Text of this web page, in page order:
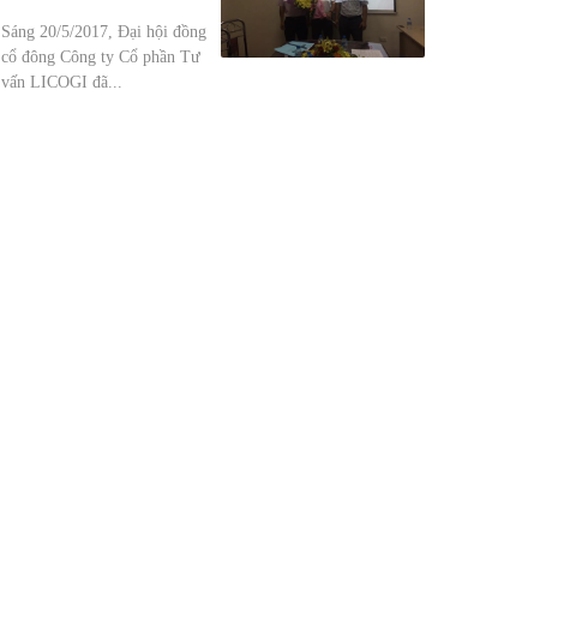
Sáng 20/5/2017, Đại hội đồng
cổ đông Công ty Cổ phần Tư
vấn LICOGI đã...